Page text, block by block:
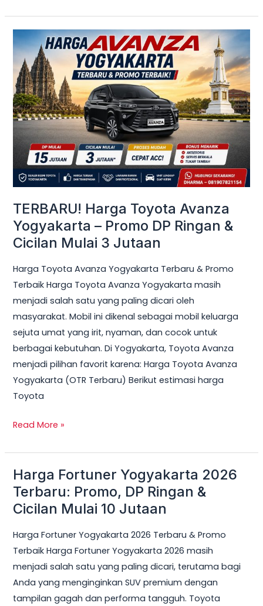
TERBARU! Harga Toyota Avanza
Yogyakarta – Promo DP Ringan &
Cicilan Mulai 3 Jutaan
Harga Toyota Avanza Yogyakarta Terbaru & Promo
Terbaik Harga Toyota Avanza Yogyakarta masih
menjadi salah satu yang paling dicari oleh
masyarakat. Mobil ini dikenal sebagai mobil keluarga
sejuta umat yang irit, nyaman, dan cocok untuk
berbagai kebutuhan. Di Yogyakarta, Toyota Avanza
menjadi pilihan favorit karena: Harga Toyota Avanza
Yogyakarta (OTR Terbaru) Berikut estimasi harga
Toyota
TERBARU!
Harga
Toyota
Avanza
Yogyakarta
–
Promo
DP
Ringan
&
Mulai
3
Jutaan
Read More »
Harga Fortuner Yogyakarta 2026
Terbaru: Promo, DP Ringan &
Cicilan Mulai 10 Jutaan
Harga Fortuner Yogyakarta 2026 Terbaru & Promo
Terbaik Harga Fortuner Yogyakarta 2026 masih
menjadi salah satu yang paling dicari, terutama bagi
Anda yang menginginkan SUV premium dengan
tampilan gagah dan performa tangguh. Toyota
Harga
Fortuner
Yogyakarta
Terbaru:
Promo,
DP
Ringan
&